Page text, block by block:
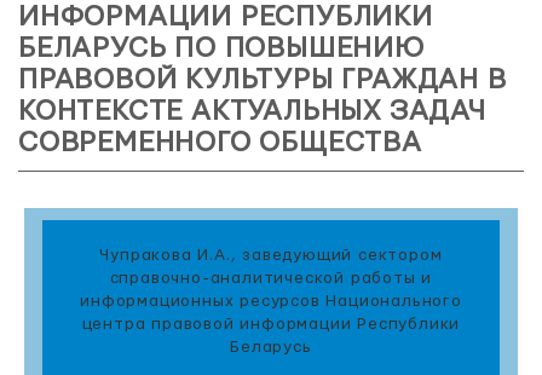
ИНФОРМАЦИИ РЕСПУБЛИКИ
БЕЛАРУСЬ ПО ПОВЫШЕНИЮ
ПРАВОВОЙ КУЛЬТУРЫ ГРАЖДАН В
КОНТЕКСТЕ АКТУАЛЬНЫХ ЗАДАЧ
СОВРЕМЕННОГО ОБЩЕСТВА
Чупракова И.А., заведующий сектором
справочно-аналитической работы и
информационных ресурсов Национального
центра правовой информации Республики
Беларусь